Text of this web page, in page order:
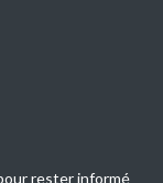
rester informé